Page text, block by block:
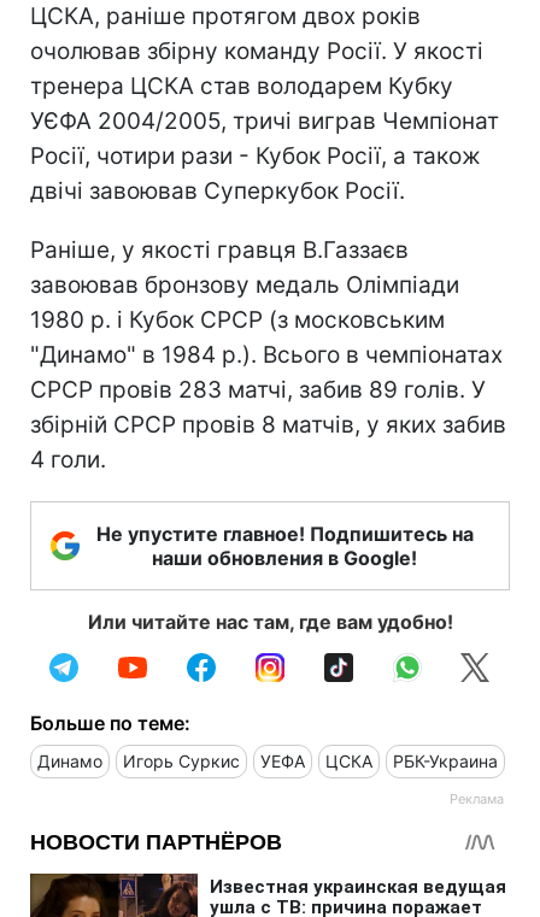
ЦСКА, раніше протягом двох років
очолював збірну команду Росії. У якості
тренера ЦСКА став володарем Кубку
УЄФА 2004/2005, тричі виграв Чемпіонат
Росії, чотири рази - Кубок Росії, а також
двічі завоював Суперкубок Росії.
Раніше, у якості гравця В.Газзаєв
завоював бронзову медаль Олімпіади
1980 р. і Кубок СРСР (з московським
"Динамо" в 1984 р.). Всього в чемпіонатах
СРСР провів 283 матчі, забив 89 голів. У
збірній СРСР провів 8 матчів, у яких забив
4 голи.
Не упустите главное! Подпишитесь на
наши обновления в Google!
Или читайте нас там, где вам удобно!
Больше по теме:
Динамо Игорь Суркис УЕФА ЦСКА РБК-Украина